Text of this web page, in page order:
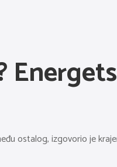
ostalog, izgovorio je